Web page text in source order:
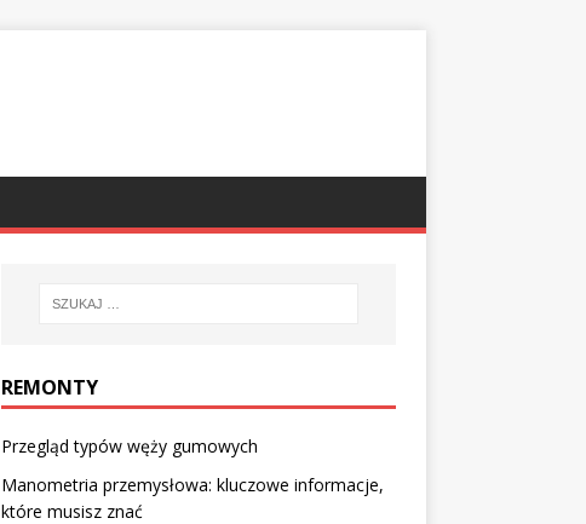
REMONTY
Przegląd typów węży gumowych
Manometria przemysłowa: kluczowe informacje,
które musisz znać